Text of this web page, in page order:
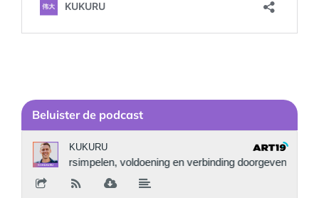
Beluister de podcast